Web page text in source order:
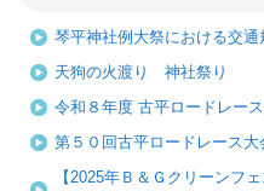
琴平神社例大祭における交通
天狗の火渡り 神社祭り
令和８年度 古平ロードレー
第５０回古平ロードレース
【2025年Ｂ＆Ｇクリーンフ